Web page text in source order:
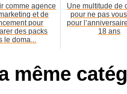
comme agence
et de
pour
des packs
le doma...
Une multitude de
pour ne pas
pour
18 ans
même